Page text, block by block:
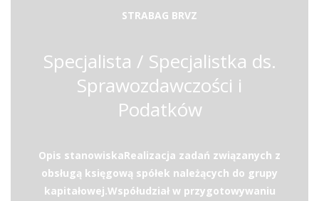
STRABAG BRVZ
Specjalista / Specjalistka ds.
Sprawozdawczości i
Podatków
Opis stanowiskaRealizacja zadań związanych z
obsługą księgową spółek należących do grupy
kapitałowej.Współudział w przygotowywaniu